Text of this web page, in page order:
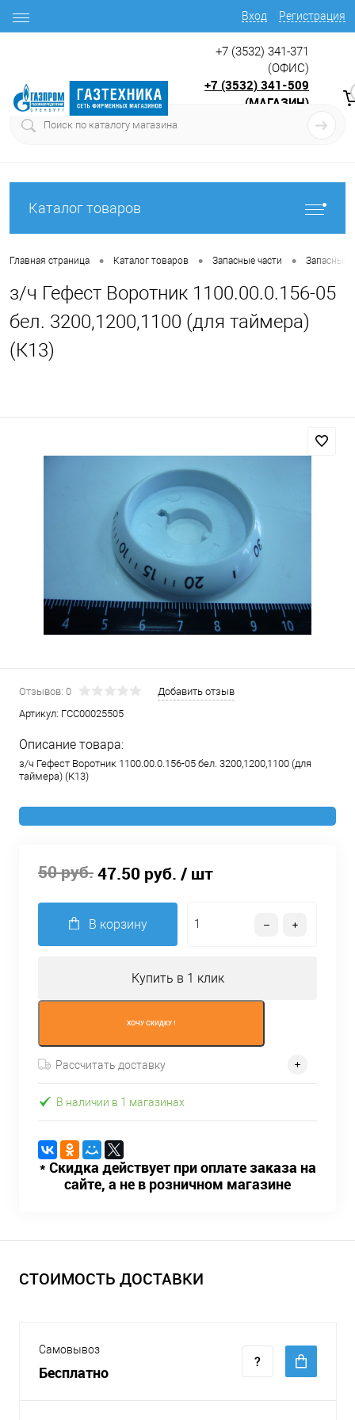
Вход Регистрация
+7 (3532) 341-371
(ОФИС)
+7 (3532) 341-509
(МАГАЗИН)
Каталог товаров
Главная страница • Каталог товаров • Запасные части • Запасные
з/ч Гефест Воротник 1100.00.0.156-05
бел. 3200,1200,1100 (для таймера)
(К13)
Отзывов: 0
Добавить отзыв
Артикул: ГСС00025505
Описание товара:
з/ч Гефест Воротник 1100.00.0.156-05 бел. 3200,1200,1100 (для
таймера) (К13)
50 руб.47.50 руб. / шт
В корзину
Купить в 1 клик
ХОЧУ СКИДКУ !
Рассчитать доставку
В наличии в 1 магазинах
* Скидка действует при оплате заказа на
сайте, а не в розничном магазине
СТОИМОСТЬ ДОСТАВКИ
Самовывоз
Бесплатно